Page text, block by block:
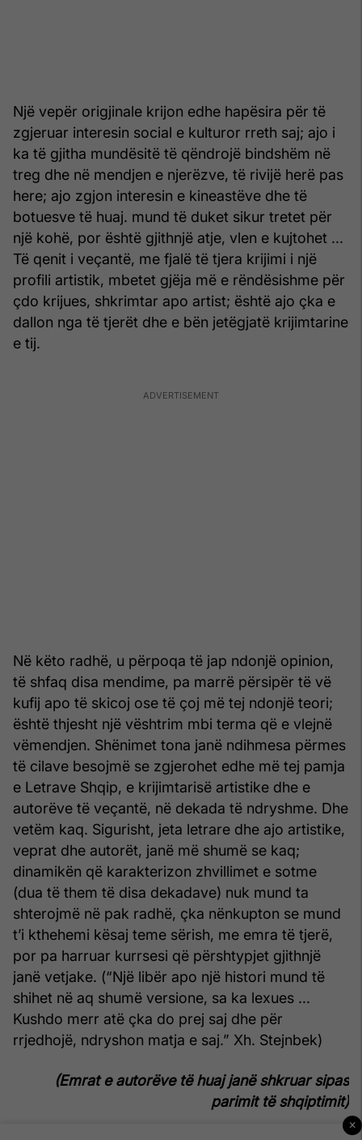
Një vepër origjinale krijon edhe hapësira për të
zgjeruar interesin social e kulturor rreth saj; ajo i
ka të gjitha mundësitë të qëndrojë bindshëm në
treg dhe në mendjen e njerëzve, të rivijë herë pas
here; ajo zgjon interesin e kineastëve dhe të
botuesve të huaj. mund të duket sikur tretet për
një kohë, por është gjithnjë atje, vlen e kujtohet ...
Të qenit i veçantë, me fjalë të tjera krijimi i një
profili artistik, mbetet gjëja më e rëndësishme për
çdo krijues, shkrimtar apo artist; është ajo çka e
dallon nga të tjerët dhe e bën jetëgjatë krijimtarine
e tij.
Në këto radhë, u përpoqa të jap ndonjë opinion,
të shfaq disa mendime, pa marrë përsipër të vë
kufij apo të skicoj ose të çoj më tej ndonjë teori;
është thjesht një vështrim mbi terma që e vlejnë
vëmendjen. Shënimet tona janë ndihmesa përmes
të cilave besojmë se zgjerohet edhe më tej pamja
e Letrave Shqip, e krijimtarisë artistike dhe e
autorëve të veçantë, në dekada të ndryshme. Dhe
vetëm kaq. Sigurisht, jeta letrare dhe ajo artistike,
veprat dhe autorët, janë më shumë se kaq;
dinamikën që karakterizon zhvillimet e sotme
(dua të them të disa dekadave) nuk mund ta
shterojmë në pak radhë, çka nënkupton se mund
t’i kthehemi kësaj teme sërish, me emra të tjerë,
por pa harruar kurrsesi që përshtypjet gjithnjë
janë vetjake. (“Një libër apo një histori mund të
shihet në aq shumë versione, sa ka lexues ...
Kushdo merr atë çka do prej saj dhe për
rrjedhojë, ndryshon matja e saj.” Xh. Stejnbek)
(Emrat e autorëve të huaj janë shkruar sipas
parimit të shqiptimit)
×